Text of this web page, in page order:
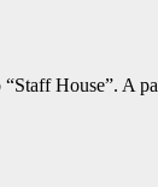
House”.